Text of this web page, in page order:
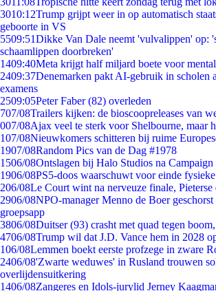
3010:12Trump grijpt weer in op automatisch
geboorte in VS
5509:51Dikke Van Dale neemt 'vulvalippen' op:
schaamlippen doorbreken'
1409:40Meta krijgt half miljard boete voor
2409:37Denemarken pakt AI-gebruik in scholen
examens
2509:05Peter Faber (82) overleden
707/08Trailers kijken: de bioscoopreleases van
007/08Ajax veel te sterk voor Shelbourne, maar
107/08Nieuwkomers schitteren bij ruime
1907/08Random Pics van de Dag #1978
1506/08Ontslagen bij Halo Studios na
1906/08PS5-doos waarschuwt voor einde
206/08Le Court wint na nerveuze finale, Pieterse
2906/08NPO-manager Menno de Boer
groepsapp
3806/08Duitser (93) crasht met quad tegen
4706/08Trump wil dat J.D. Vance hem in 2028
106/08Lemmen boekt eerste profzege in zware
2406/08'Zwarte weduwes' in Rusland trouwen
overlijdensuitkering
1406/08Zangeres en Idols-jurylid Jerney